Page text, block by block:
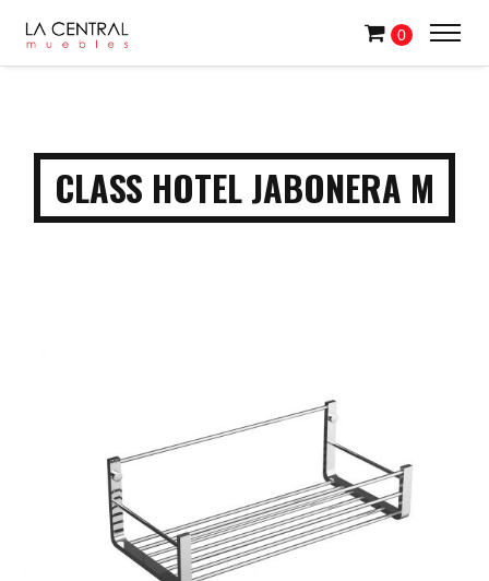
0
CLASS HOTEL JABONERA M